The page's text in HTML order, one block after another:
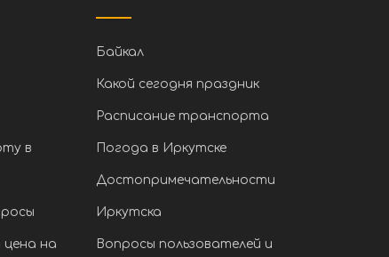
в
на
Байкал
Какой сегодня праздник
Расписание транспорта
Погода в Иркутске
Достопримечательности
Иркутска
Вопросы пользователей и